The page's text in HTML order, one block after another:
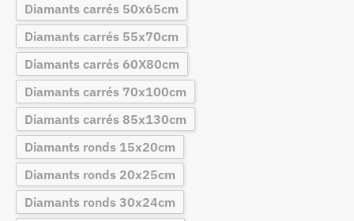
Diamants carrés 50x65cm
Diamants carrés 55x70cm
Diamants carrés 60X80cm
Diamants carrés 70x100cm
Diamants carrés 85x130cm
Diamants ronds 15x20cm
Diamants ronds 20x25cm
Diamants ronds 30x24cm